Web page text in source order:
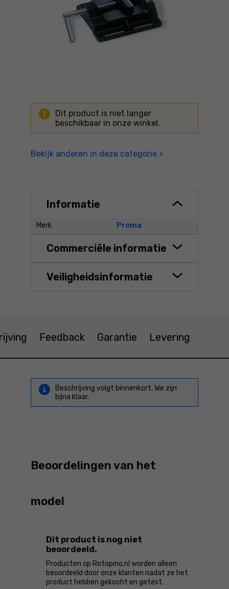
Dit product is niet langer
beschikbaar in onze winkel.
Bekijk anderen in deze categorie >
Informatie
Merk Proma
Commerciële informatie
Veiligheidsinformatie
Feedback Garantie Levering
Beschrijving volgt binnenkort. We zijn
bijna klaar.
Beoordelingen van het
model
Dit product is nog niet
beoordeeld.
Producten op Rotopino.nl worden alleen
beoordeeld door onze klanten nadat ze het
product hebben gekocht en getest.